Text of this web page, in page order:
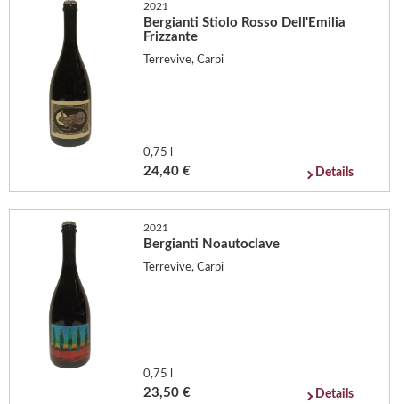
2021
Bergianti Stiolo Rosso Dell'Emilia
Frizzante
Terrevive, Carpi
0,75 l
24,40 € Details
2021
Bergianti Noautoclave
Terrevive, Carpi
0,75 l
23,50 € Details